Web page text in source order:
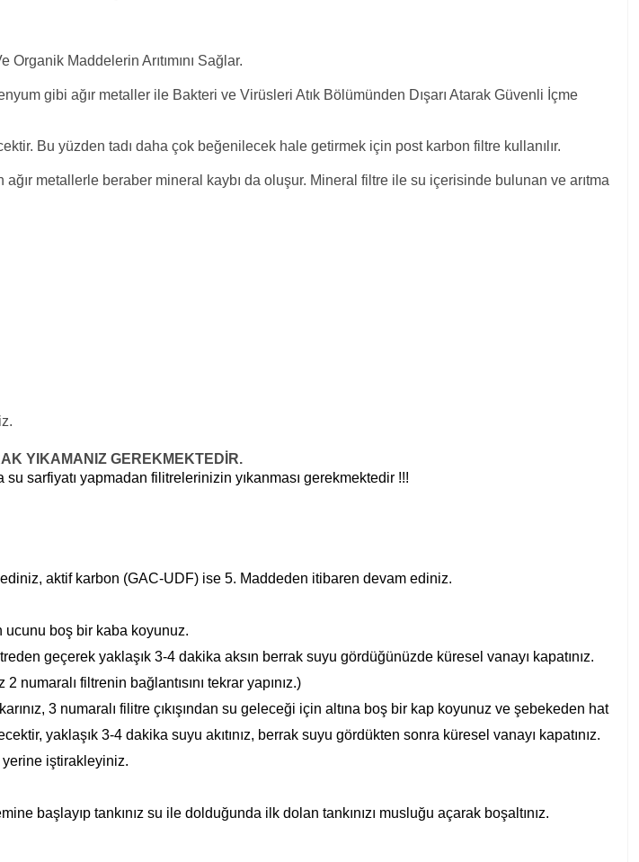
Maddelerin Arıtımını Sağlar.
gibi ağır metaller ile Bakteri ve Virüsleri Atık Bölümünden Dışarı Atarak Güvenli İçme
Bu yüzden tadı daha çok beğenilecek hale getirmek için post karbon filtre kullanılır.
ağır metallerle beraber mineral kaybı da oluşur. Mineral filtre ile su içerisinde bulunan ve arıtma
YIKAMANIZ GEREKMEKTEDİR.
sarfiyatı yapmadan filitrelerinizin yıkanması gerekmektedir !!!
aktif karbon (GAC-UDF) ise 5. Maddeden itibaren devam ediniz.
ucunu boş bir kaba koyunuz.
geçerek yaklaşık 3-4 dakika aksın berrak suyu gördüğünüzde küresel vanayı kapatınız.
filtrenin bağlantısını tekrar yapınız.)
3 numaralı filitre çıkışından su geleceği için altına boş bir kap koyunuz ve şebekeden hat
yaklaşık 3-4 dakika suyu akıtınız, berrak suyu gördükten sonra küresel vanayı kapatınız.
iştirakleyiniz.
başlayıp tankınız su ile dolduğunda ilk dolan tankınızı musluğu açarak boşaltınız.